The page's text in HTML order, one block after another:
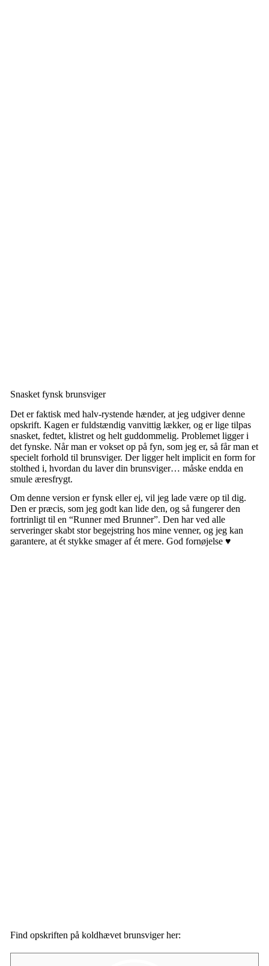
Snasket fynsk brunsviger
Det er faktisk med halv-rystende hænder, at jeg udgiver denne
opskrift. Kagen er fuldstændig vanvittig lækker, og er lige tilpas
snasket, fedtet, klistret og helt guddommelig. Problemet ligger i
det fynske. Når man er vokset op på fyn, som jeg er, så får man et
specielt forhold til brunsviger. Der ligger helt implicit en form for
stolthed i, hvordan du laver din brunsviger… måske endda en
smule æresfrygt.
Om denne version er fynsk eller ej, vil jeg lade være op til dig.
Den er præcis, som jeg godt kan lide den, og så fungerer den
fortrinligt til en “Runner med Brunner”. Den har ved alle
serveringer skabt stor begejstring hos mine venner, og jeg kan
garantere, at ét stykke smager af ét mere. God fornøjelse ♥
Find opskriften på koldhævet brunsviger her: